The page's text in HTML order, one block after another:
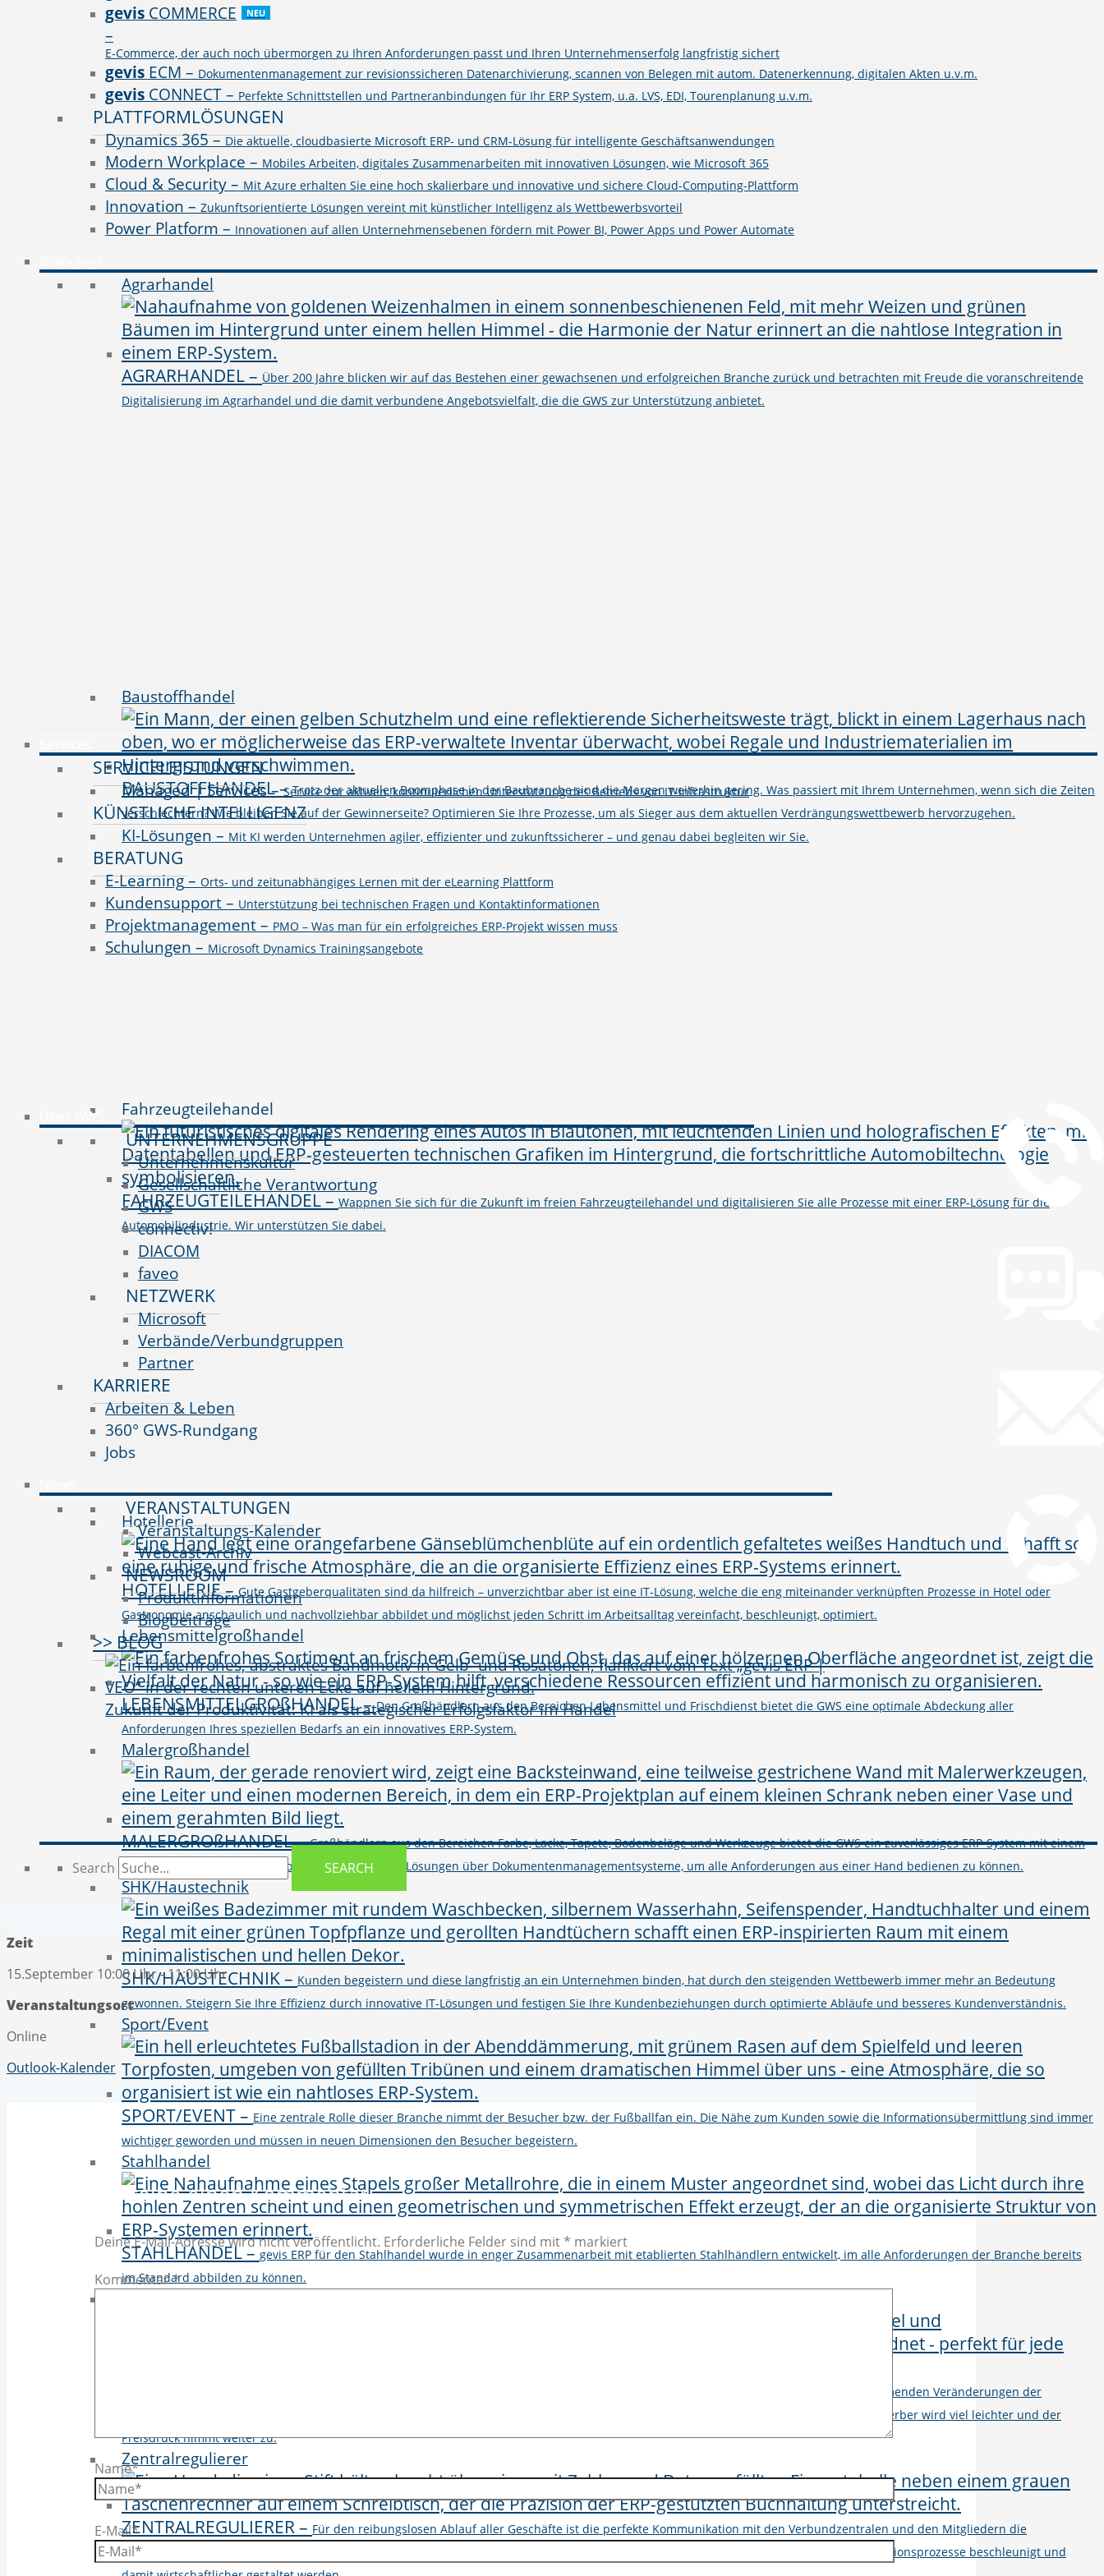
gevis COMMERCE
–
E-Commerce, der auch noch übermorgen zu Ihren Anforderungen passt und Ihren Unternehmenserfolg langfristig sichert
NEU
gevis ECM – Dokumentenmanagement zur revisionssicheren Datenarchivierung, scannen von Belegen mit autom. Datenerkennung, digitalen Akten u.v.m.
gevis CONNECT– Perfekte Schnittstellen und Partneranbindungen für Ihr ERP System, u.a. LVS, EDI, Tourenplanung u.v.m.
PLATTFORMLÖSUNGEN
Dynamics 365–Die aktuelle, cloudbasierte Microsoft ERP- und CRM-Lösung für intelligente Geschäftsanwendungen
Modern Workplace – Mobiles Arbeiten, digitales Zusammenarbeiten mit innovativen Lösungen, wie Microsoft 365
Cloud & Security– Mit Azure erhalten Sie eine hoch skalierbare und innovative und sichere Cloud-Computing-Plattform
Innovation – Zukunftsorientierte Lösungen vereint mit künstlicher Intelligenz als Wettbewerbsvorteil
Power Platform – Innovationen auf allen Unternehmensebenen fördern mit Power BI, Power Apps und Power Automate
Agrarhandel
AGRARHANDEL– Über 200 Jahre blicken wir auf das Bestehen einer gewachsenen und erfolgreichen Branche zurück und betrachten mit Freude die voranschreitende
Digitalisierung im Agrarhandel und die damit verbundene Angebotsvielfalt, die die GWS zur Unterstützung anbietet.
Baustoffhandel
BAUSTOFFHANDEL–Trotz der aktuellen Boomphase in der Baubranche sind die Margen weiterhin gering. Was passiert mit Ihrem Unternehmen, wenn sich die Zeiten
verschlechtern? Wie bleiben Sie auf der Gewinnerseite? Optimieren Sie Ihre Prozesse, um als Sieger aus dem aktuellen Verdrängungswettbewerb hervorzugehen.
Fahrzeugteilehandel
FAHRZEUGTEILEHANDEL– Wappnen Sie sich für die Zukunft im freien Fahrzeugteilehandel und digitalisieren Sie alle Prozesse mit einer ERP-Lösung für die
Automobilindustrie. Wir unterstützen Sie dabei.
Hotellerie
HOTELLERIE–Gute Gastgeberqualitäten sind da hilfreich – unverzichtbar aber ist eine IT-Lösung, welche die eng miteinander verknüpften Prozesse in Hotel oder
Gastronomie anschaulich und nachvollziehbar abbildet und möglichst jeden Schritt im Arbeitsalltag vereinfacht, beschleunigt, optimiert.
Lebensmittelgroßhandel
LEBENSMITTELGROßHANDEL–Den Großhändlern aus den Bereichen Lebensmittel und Frischdienst bietet die GWS eine optimale Abdeckung aller
Anforderungen Ihres speziellen Bedarfs an ein innovatives ERP-System.
Malergroßhandel
MALERGROßHANDEL–Großhändlern aus den Bereichen Farbe, Lacke, Tapete, Bodenbeläge und Werkzeuge bietet die GWS ein zuverlässiges ERP-System mit einem
vielseitigen Produktportfolio von BI, CRM und Shop-Lösungen über Dokumentenmanagementsysteme, um alle Anforderungen aus einer Hand bedienen zu können.
SHK/Haustechnik
SHK/HAUSTECHNIK– Kunden begeistern und diese langfristig an ein Unternehmen binden, hat durch den steigenden Wettbewerb immer mehr an Bedeutung
gewonnen. Steigern Sie Ihre Effizienz durch innovative IT-Lösungen und festigen Sie Ihre Kundenbeziehungen durch optimierte Abläufe und besseres Kundenverständnis.
Sport/Event
SPORT/EVENT– Eine zentrale Rolle dieser Branche nimmt der Besucher bzw. der Fußballfan ein. Die Nähe zum Kunden sowie die Informationsübermittlung sind immer
wichtiger geworden und müssen in neuen Dimensionen den Besucher begeistern.
Stahlhandel
STAHLHANDEL– gevis ERP für den Stahlhandel wurde in enger Zusammenarbeit mit etablierten Stahlhändlern entwickelt, im alle Anforderungen der Branche bereits
im Standard abbilden zu können.
Auch der technische Großhandel sowie der Produktionsverbindungshandel ist von den rasant zunehmenden Veränderungen der
Digitalisierung betroffen. Der Markt verändert sich und wächst deutlich schneller als noch vor ein paar Jahren, der Zutritt für neue Mitbewerber wird viel leichter und der
Preisdruck nimmt weiter zu.
Zentralregulierer
ZENTRALREGULIERER– Für den reibungslosen Ablauf aller Geschäfte ist die perfekte Kommunikation mit den Verbundzentralen und den Mitgliedern die
grundlegende Voraussetzung. Wir haben es uns zur Aufgabe gemacht, die notwendigen Strukturen zu schaffen, mit denen die Kommunikationsprozesse beschleunigt und
SERVICELEISTUNGEN
Managed | Services–Service zur aktiven, kontinuierlichen Unterstützung des Betriebs von IT-Infrastruktur
KÜNSTLICHE INTELLIGENZ
KI-Lösungen – Mit KI werden Unternehmen agiler, effizienter und zukunftssicherer – und genau dabei begleiten wir Sie.
BERATUNG
E-Learning– Orts- und zeitunabhängiges Lernen mit der eLearning Plattform
Kundensupport– Unterstützung bei technischen Fragen und Kontaktinformationen
Projektmanagement– PMO – Was man für ein erfolgreiches ERP-Projekt wissen muss
Schulungen – Microsoft Dynamics Trainingsangebote
Über GWS
UNTERNEHMENSGRUPPE
Unternehmenskultur
Gesellschaftliche Verantwortung
GWS
connectiv!
DIACOM
faveo
NETZWERK
Microsoft
Verbände/Verbundgruppen
Partner
KARRIERE
Arbeiten & Leben
360° GWS-Rundgang
Jobs
VERANSTALTUNGEN
Veranstaltungs-Kalender
Webcast-Archiv
NEWSROOM
Produktinformationen
Blogbeiträge
>> BLOG
Zukunft der Produktivität: KI als strategischer Erfolgsfaktor im Handel
Search SEARCH
Zeit
15.September 10:00 Uhr - 11:00 Uhr
Veranstaltungsort
Online
Outlook-Kalender
Schreibe einen Kommentar
Deine E-Mail-Adresse wird nicht veröffentlicht. Erforderliche Felder sind mit * markiert
Kommentar*
Name*
E-Mail*